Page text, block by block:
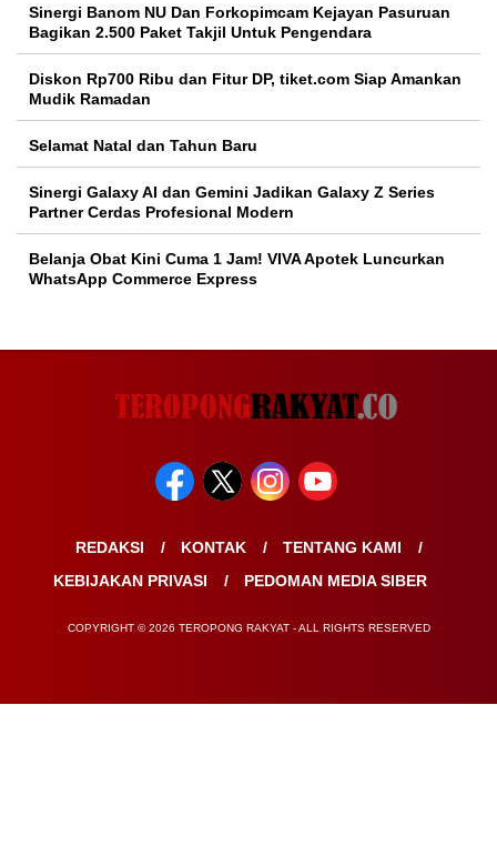
Sinergi Banom NU Dan Forkopimcam Kejayan Pasuruan
Bagikan 2.500 Paket Takjil Untuk Pengendara
Diskon Rp700 Ribu dan Fitur DP, tiket.com Siap Amankan
Mudik Ramadan
Selamat Natal dan Tahun Baru
Sinergi Galaxy AI dan Gemini Jadikan Galaxy Z Series
Partner Cerdas Profesional Modern
Belanja Obat Kini Cuma 1 Jam! VIVA Apotek Luncurkan
WhatsApp Commerce Express
REDAKSI KONTAK
TENTANG KAMI
KEBIJAKAN PRIVASI
PEDOMAN MEDIA SIBER
COPYRIGHT © 2026 TEROPONG RAKYAT - ALL RIGHTS RESERVED